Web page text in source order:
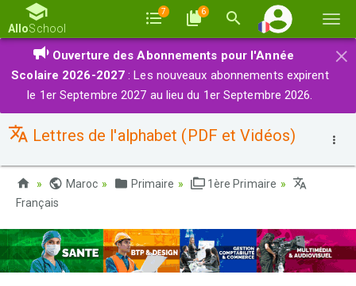
la
AlloSchool
7 6
×
Ouverture des Abonnements pour l'Année
Scolaire 2026-2027 : Les nouveaux abonnements expirent
le 1er Septembre 2027 au lieu du 1er Septembre 2026.
Lettres de l'alphabet (PDF et Vidéos)
Maroc Primaire
1ère Primaire
Français